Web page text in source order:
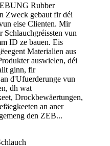
Rubber
Zweck gebaut fir déi
eise Clienten. Mir
Schlauchgréissten vun
ID ze bauen. Eis
Materialien aus
auswielen, déi
ginn, fir
d'Ufuerderunge vun
dh wat
Drockbewäertungen,
an aner
den ZEB...